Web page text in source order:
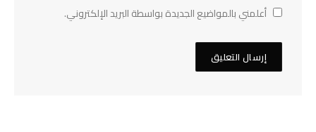
أعلمني بالمواضيع الجديدة بواسطة البريد الإلكتروني.